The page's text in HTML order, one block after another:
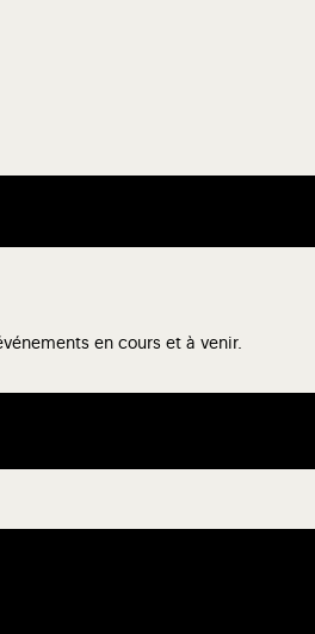
en cours et à venir.